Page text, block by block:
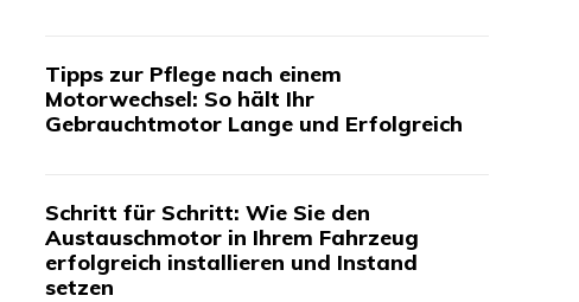
Tipps zur Pflege nach einem
Motorwechsel: So hält Ihr
Gebrauchtmotor Lange und Erfolgreich
Schritt für Schritt: Wie Sie den
Austauschmotor in Ihrem Fahrzeug
erfolgreich installieren und Instand
setzen